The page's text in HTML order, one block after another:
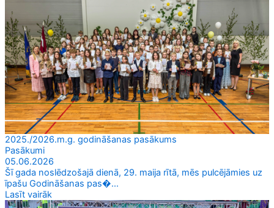
2025./2026.m.g. godināšanas pasākums
Pasākumi
05.06.2026
Šī gada noslēdzošajā dienā, 29. maija rītā, mēs pulcējāmies uz
īpašu Godināšanas pas�...
Lasīt vairāk